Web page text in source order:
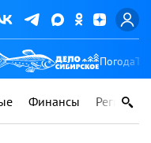
Погода
Финансы Регионы